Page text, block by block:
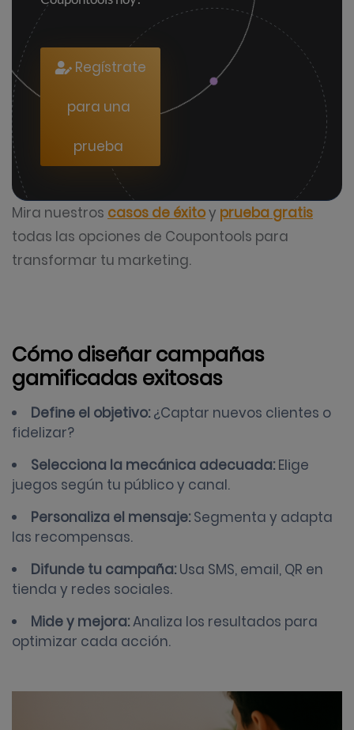
Regístrate
para una
prueba
Mira nuestros casos de éxitoy prueba gratis
todas las opciones de Coupontools para
transformar tu marketing.
Cómo diseñar campañas
gamificadas exitosas
Define el objetivo: ¿Captar nuevos clientes o
fidelizar?
Selecciona la mecánica adecuada: Elige
juegos según tu público y canal.
Personaliza el mensaje: Segmenta y adapta
las recompensas.
Difunde tu campaña: Usa SMS, email, QR en
tienda y redes sociales.
Mide y mejora:Analiza los resultados para
optimizar cada acción.